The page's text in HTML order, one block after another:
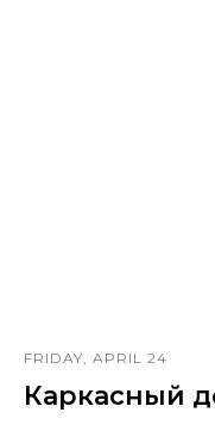
FRIDAY, APRIL 24
Каркасный